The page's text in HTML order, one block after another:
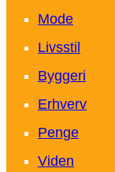
Mode
Livsstil
Byggeri
Erhverv
Penge
Viden